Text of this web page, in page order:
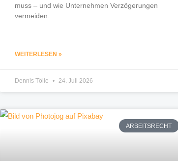
muss – und wie Unternehmen Verzögerungen
vermeiden.
WEITERLESEN »
Dennis Tölle 24. Juli 2026
ARBEITSRECHT